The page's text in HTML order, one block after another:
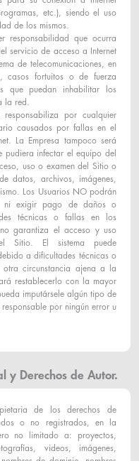
etc.), siendo el uso
de los mismos.
responsabilidad que ocurra
servicio de acceso a Internet
de telecomunicaciones, en
casos fortuitos o de fuerza
que puedan inhabilitar los
la red.
por cualquier
causados por fallas en el
La Empresa tampoco será
pudiera infectar el equipo del
uso o examen del Sitio o
datos, archivos, imágenes,
Los Usuarios NO podrán
ni exigir pago de daños o
técnicas o fallas en los
no garantiza el acceso y uso
Sitio. El sistema puede
a dificultades técnicas o
circunstancia ajena a la
restablecerlo con la mayor
imputársele algún tipo de
por ningún error u
y Derechos de Autor.
de los derechos de
o no registrados, en la
no limitado a: proyectos,
videos, imágenes,